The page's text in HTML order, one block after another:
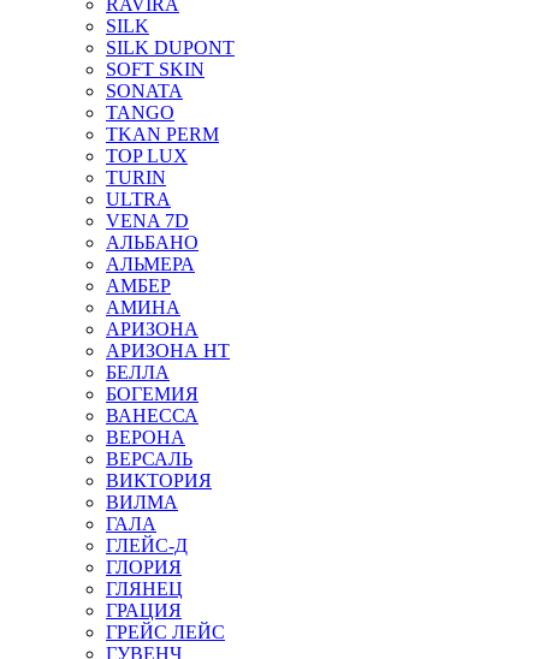
RAVIRA
SILK
SILK DUPONT
SOFT SKIN
SONATA
TANGO
TKAN PERM
TOP LUX
TURIN
ULTRA
VENA 7D
АЛЬБАНО
АЛЬМЕРА
АМБЕР
АМИНА
АРИЗОНА
АРИЗОНА НТ
БЕЛЛА
БОГЕМИЯ
ВАНЕССА
ВЕРОНА
ВЕРСАЛЬ
ВИКТОРИЯ
ВИЛМА
ГАЛА
ГЛЕЙС-Д
ГЛОРИЯ
ГЛЯНЕЦ
ГРАЦИЯ
ГРЕЙС ЛЕЙС
ГУВЕНЧ